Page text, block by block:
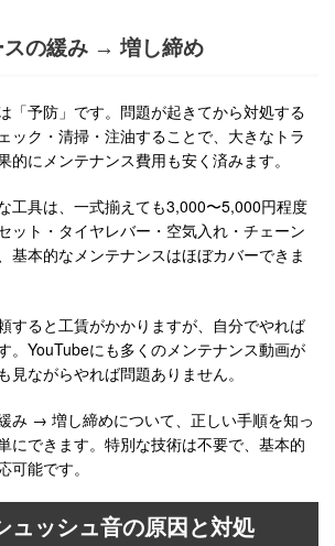
スの緩み → 増し締め
「予防」です。問題が起きてから対処する
ック・清掃・注油することで、大きなトラ
的にメンテナンス費用も安く済みます。
工具は、一式揃えても3,000〜5,000円程度
ット・タイヤレバー・空気入れ・チェーン
基本的なメンテナンスはほぼカバーできま
すると工賃がかかりますが、自分でやれば
。YouTubeにも多くのメンテナンス動画が
見ながらやれば問題ありません。
み → 増し締めについて、正しい手順を知っ
にできます。特別な技術は不要で、基本的
可能です。
ュッシュ音の原因と対処